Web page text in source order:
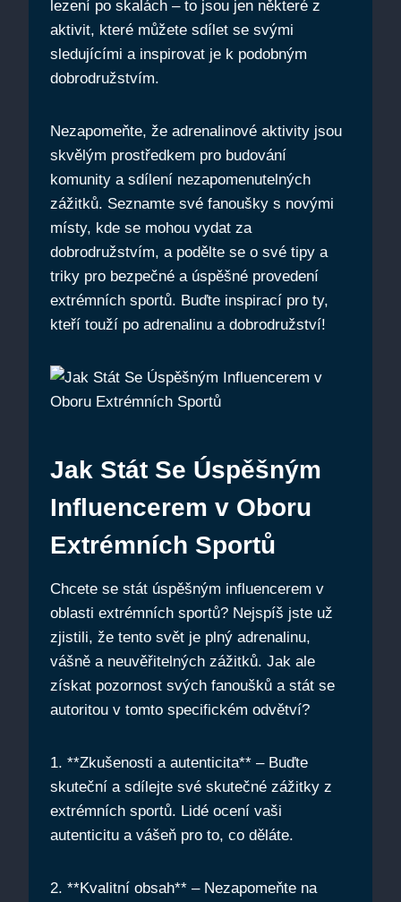
lezení po skalách – to jsou jen některé z
aktivit, které můžete sdílet se svými
sledujícími a inspirovat je k podobným
dobrodružstvím.
Nezapomeňte, že adrenalinové aktivity jsou
skvělým prostředkem pro budování
komunity a sdílení nezapomenutelných
zážitků. Seznamte své fanoušky s novými
místy, kde se mohou vydat za
dobrodružstvím, a podělte se o své tipy a
triky pro bezpečné a úspěšné provedení
extrémních sportů. Buďte inspirací pro ty,
kteří touží po adrenalinu a dobrodružství!
Jak Stát Se Úspěšným
Influencerem v Oboru
Extrémních Sportů
Chcete se stát úspěšným influencerem v
oblasti extrémních sportů? Nejspíš jste už
zjistili, že tento svět je plný adrenalinu,
vášně a neuvěřitelných zážitků. Jak ale
získat pozornost svých fanoušků a stát se
autoritou v tomto specifickém odvětví?
1. **Zkušenosti a autenticita** – Buďte
skuteční a sdílejte své skutečné zážitky z
extrémních sportů. Lidé ocení vaši
autenticitu a vášeň pro to, co děláte.
2. **Kvalitní obsah** – Nezapomeňte na